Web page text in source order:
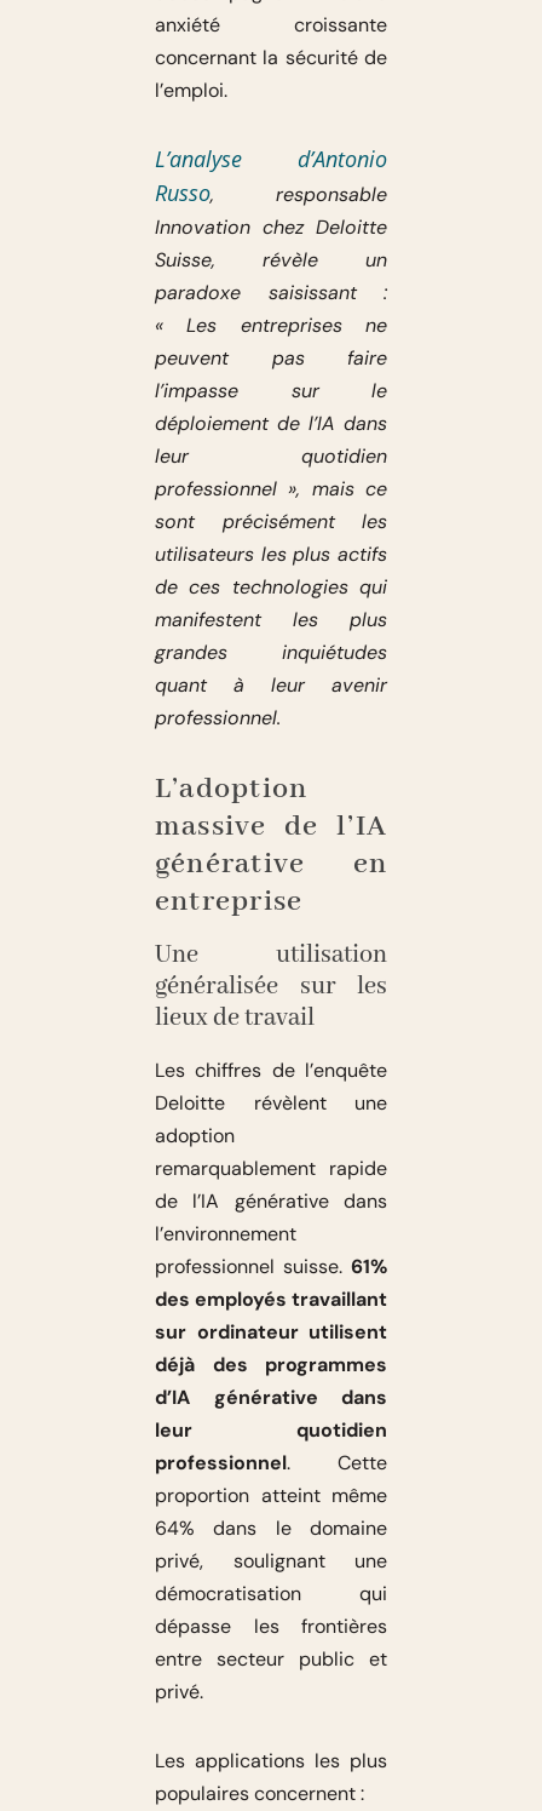
anxiété croissante
concernant la sécurité de
l’emploi.
L’analyse d’Antonio
Russo, responsable
Innovation chez Deloitte
Suisse, révèle un
paradoxe saisissant :
« Les entreprises ne
peuvent pas faire
l’impasse sur le
déploiement de l’IA dans
leur quotidien
professionnel », mais ce
sont précisément les
utilisateurs les plus actifs
de ces technologies qui
manifestent les plus
grandes inquiétudes
quant à leur avenir
professionnel.
L’adoption
massive de l’IA
générative en
entreprise
Une utilisation
généralisée sur les
lieux de travail
Les chiffres de l’enquête
Deloitte révèlent une
adoption
remarquablement rapide
de l’IA générative dans
l’environnement
professionnel suisse.61%
des employés travaillant
sur ordinateur utilisent
déjà des programmes
d’IA générative dans
leur quotidien
professionnel. Cette
proportion atteint même
64% dans le domaine
privé, soulignant une
démocratisation qui
dépasse les frontières
entre secteur public et
privé.
Les applications les plus
populaires concernent :